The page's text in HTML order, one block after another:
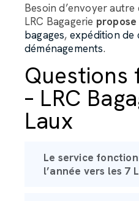
Besoin d’envoyer autre
LRC Bagagerie propose
bagages, expédition de
déménagements.
Questions
– LRC
Laux
Le service
l’année vers les 7